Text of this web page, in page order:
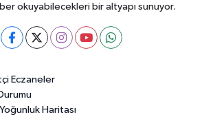
okuyabilecekleri bir altyapı sunuyor.
Eczaneler
Haritası